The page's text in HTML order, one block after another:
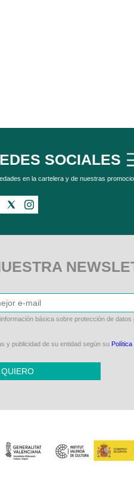
SOCIALES
en la cartelera y de nuestras
básica sobre protección de datos
y publicidad de su entidad según su